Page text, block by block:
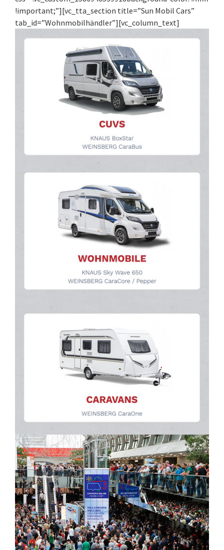
!important;”][vc_tta_section title=”Sun Mobil Cars”
tab_id=”Wohnmobilhändler”][vc_column_text]